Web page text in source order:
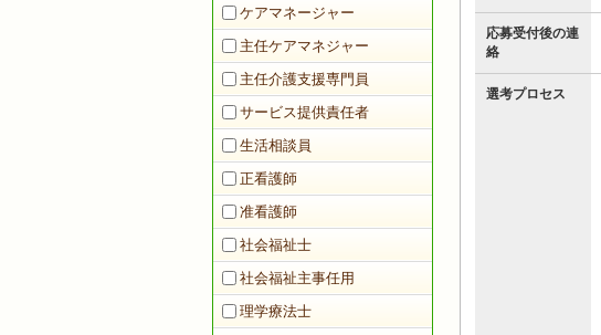
ケアマネージャー
主任ケアマネジャー
主任介護支援専門員
サービス提供責任者
生活相談員
正看護師
准看護師
社会福祉士
社会福祉主事任用
理学療法士
応募受付後の連
絡
選考プロセス